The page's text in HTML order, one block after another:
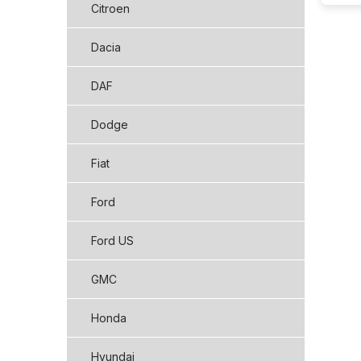
Citroen
Dacia
DAF
Dodge
Fiat
Ford
Ford US
GMC
Honda
Hyundai